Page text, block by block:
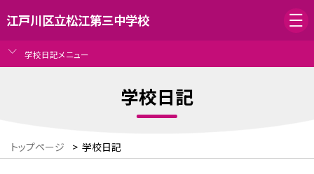
江戸川区立松江第三中学校
学校日記メニュー
学校日記
トップページ > 学校日記